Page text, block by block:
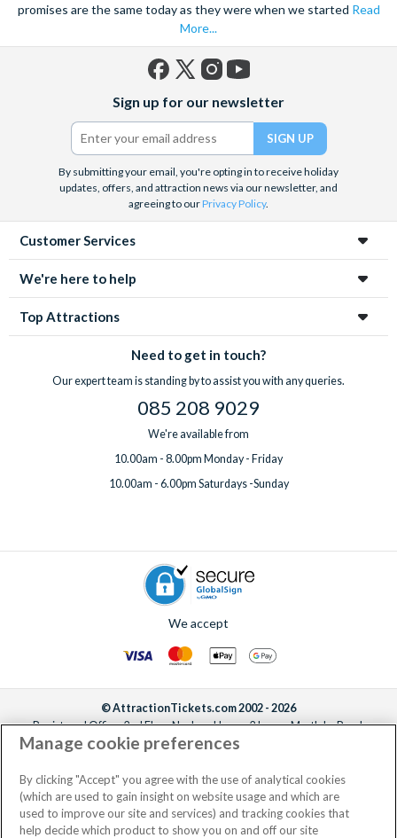
promises are the same today as they were when we started Read
More...
(formerly
Twitter)
Sign up for our newsletter
By submitting your email, you're opting in to receive holiday
updates, offers, and attraction news via our newsletter, and
agreeing to ourPrivacy Policy.
Customer Services
We're here to help
Top Attractions
Need to get in touch?
Our expert team is standing by to assist you with any queries.
085 208 9029
We're available from
10.00am - 8.00pm Monday - Friday
10.00am - 6.00pm Saturdays -Sunday
We accept
© AttractionTickets.com 2002 - 2026
Registered Office: 2nd Floor Nucleus House, 2 Lower Mortlake Road,
Richmond, United Kingdom, TW9 2JA.
the owners of UK Trademark Registration Nos. 3427114 and 3427117.
Registered in England with registered number 4390984 and VAT Number
795922965.
Manage cookie preferences
By clicking "Accept" you agree with the use of analytical cookies
(which are used to gain insight on website usage and which are
used to improve our site and services) and tracking cookies that
help decide which product to show you on and off our site